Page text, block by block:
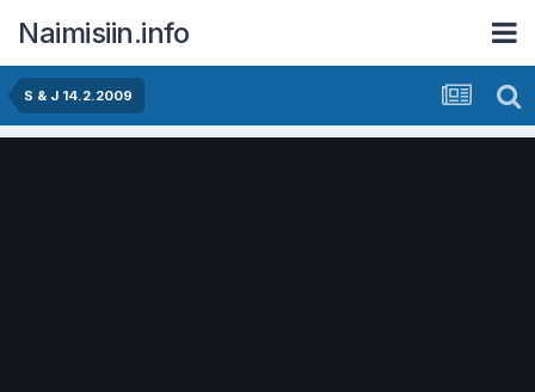
Naimisiin.info
S & J 14.2.2009